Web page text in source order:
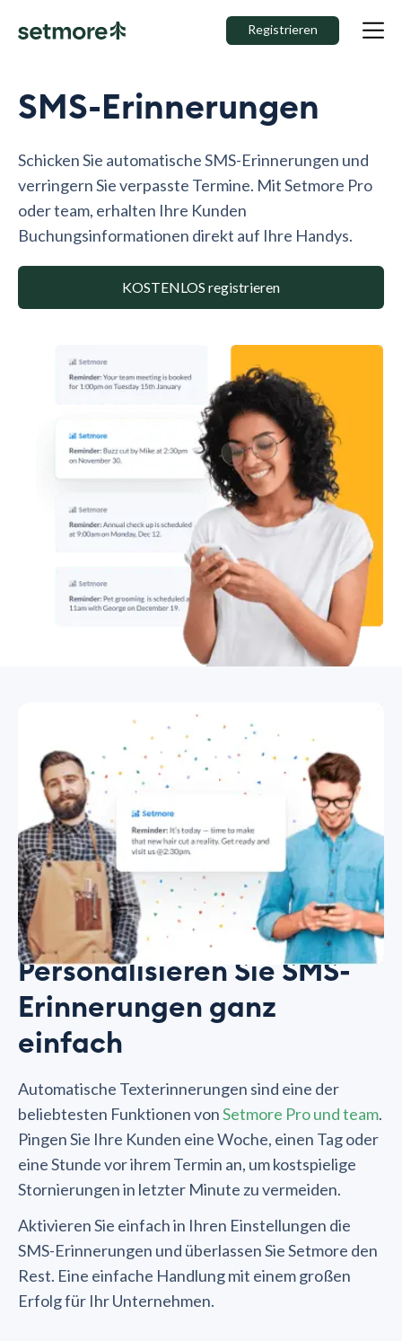
Registrieren
SMS-Erinnerungen
Schicken Sie automatische SMS-Erinnerungen und
verringern Sie verpasste Termine. Mit Setmore Pro
oder team, erhalten Ihre Kunden
Buchungsinformationen direkt auf Ihre Handys.
KOSTENLOS registrieren
Personalisieren Sie SMS-
Erinnerungen ganz
einfach
Automatische Texterinnerungen sind eine der
beliebtesten Funktionen vonSetmore Pro und team.
Pingen Sie Ihre Kunden eine Woche, einen Tag oder
eine Stunde vor ihrem Termin an, um kostspielige
Stornierungen in letzter Minute zu vermeiden.
Aktivieren Sie einfach in Ihren Einstellungen die
SMS-Erinnerungen und überlassen Sie Setmore den
Rest. Eine einfache Handlung mit einem großen
Erfolg für Ihr Unternehmen.